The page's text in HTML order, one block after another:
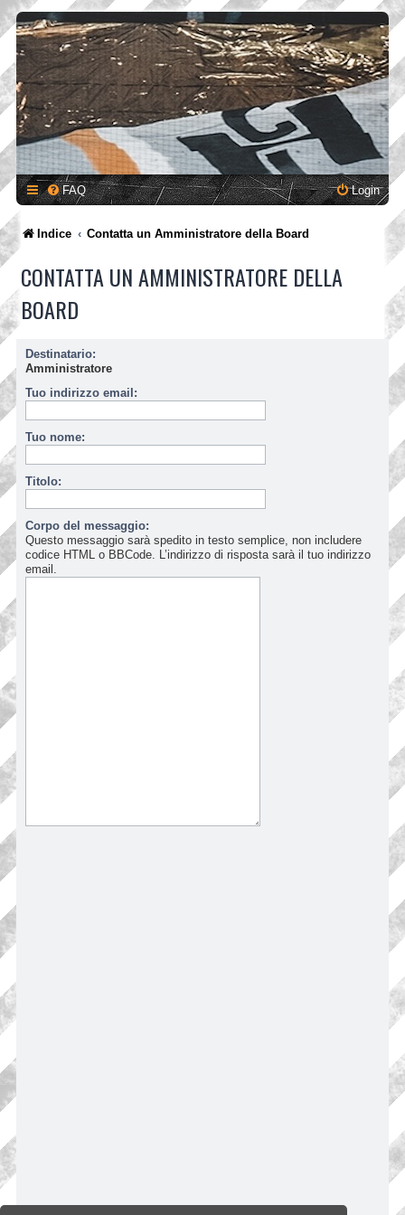
FAQ Login
Indice Contatta un Amministratore della Board
CONTATTA UN AMMINISTRATORE DELLA
BOARD
Destinatario:
Amministratore
Tuo indirizzo email:
Tuo nome:
Titolo:
Corpo del messaggio:
Questo messaggio sarà spedito in testo semplice, non includere
codice HTML o BBCode. L’indirizzo di risposta sarà il tuo indirizzo
email.